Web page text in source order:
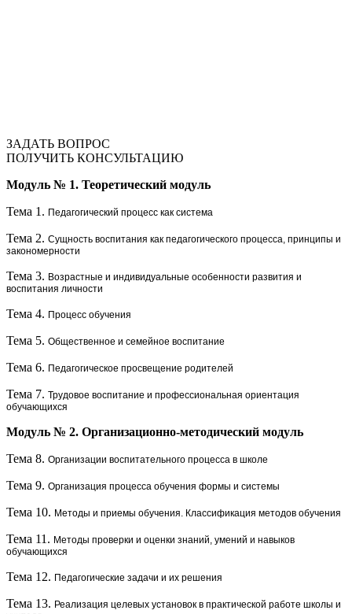
ЗАДАТЬ ВОПРОС
ПОЛУЧИТЬ КОНСУЛЬТАЦИЮ
Модуль № 1. Теоретический модуль
Тема 1. Педагогический процесс как система
Тема 2. Сущность воспитания как педагогического процесса, принципы и
закономерности
Тема 3. Возрастные и индивидуальные особенности развития и
воспитания личности
Тема 4. Процесс обучения
Тема 5. Общественное и семейное воспитание
Тема 6. Педагогическое просвещение родителей
Тема 7. Трудовое воспитание и профессиональная ориентация
обучающихся
Модуль № 2. Организационно-методический модуль
Тема 8. Организации воспитательного процесса в школе
Тема 9. Организация процесса обучения формы и системы
Тема 10. Методы и приемы обучения. Классификация методов обучения
Тема 11. Методы проверки и оценки знаний, умений и навыков
обучающихся
Тема 12. Педагогические задачи и их решения
Тема 13. Реализация целевых установок в практической работе школы и